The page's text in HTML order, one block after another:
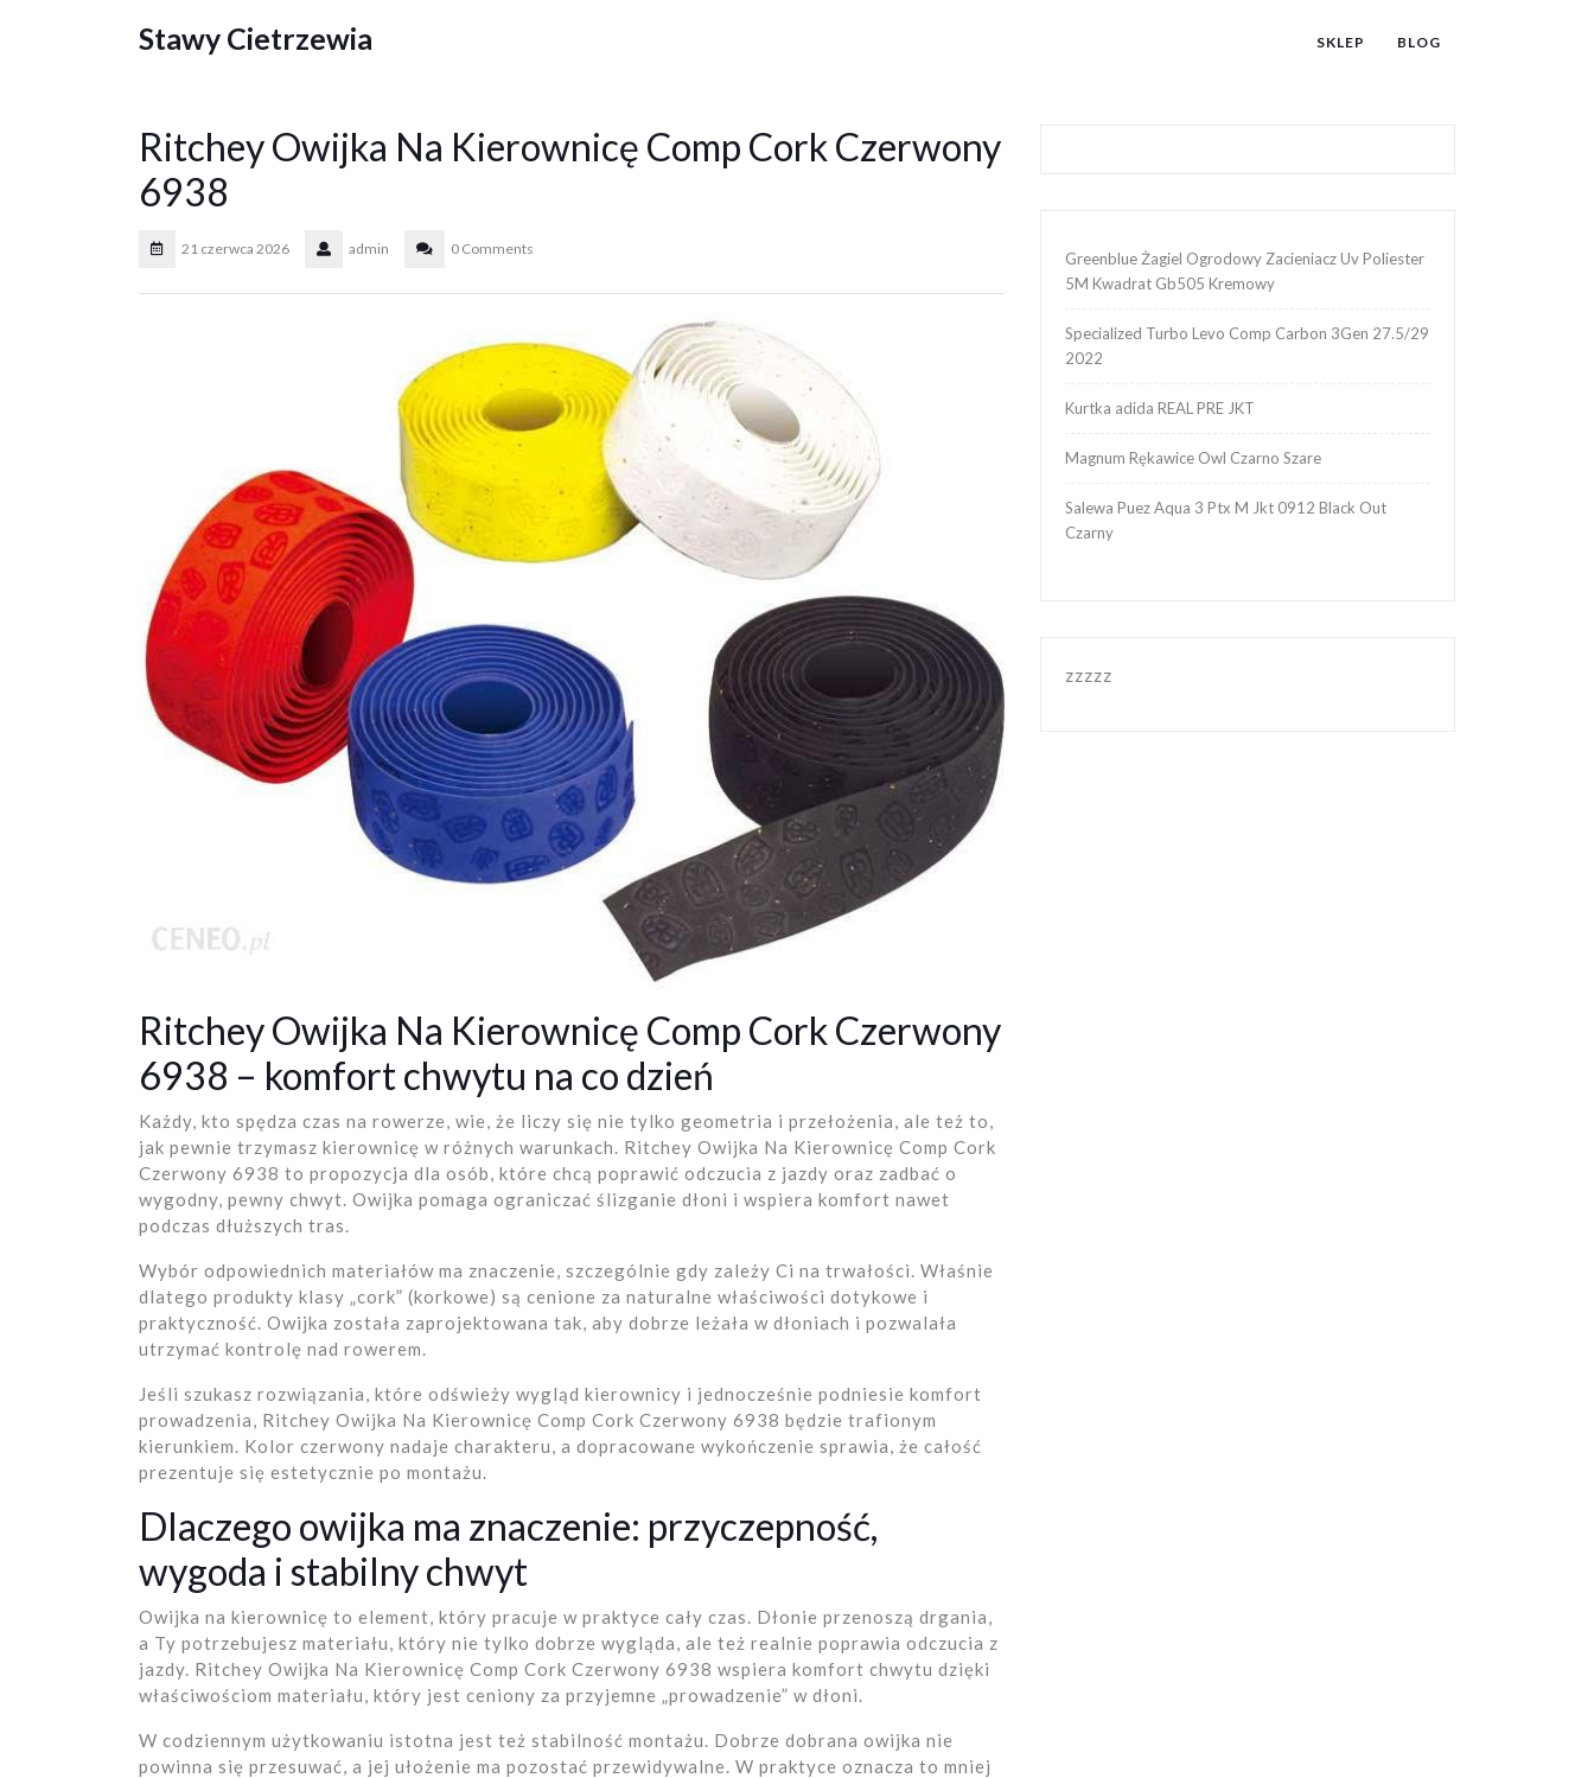
Stawy Cietrzewia SKLEP BLOG
Ritchey Owijka Na Kierownicę Comp Cork Czerwony
6938
21 czerwca 2026 admin 0 Comments
Ritchey Owijka Na Kierownicę Comp Cork Czerwony
6938 – komfort chwytu na co dzień
Każdy, kto spędza czas na rowerze, wie, że liczy się nie tylko geometria i przełożenia, ale też to,
jak pewnie trzymasz kierownicę w różnych warunkach. Ritchey Owijka Na Kierownicę Comp Cork
Czerwony 6938 to propozycja dla osób, które chcą poprawić odczucia z jazdy oraz zadbać o
wygodny, pewny chwyt. Owijka pomaga ograniczać ślizganie dłoni i wspiera komfort nawet
podczas dłuższych tras.
Wybór odpowiednich materiałów ma znaczenie, szczególnie gdy zależy Ci na trwałości. Właśnie
dlatego produkty klasy „cork” (korkowe) są cenione za naturalne właściwości dotykowe i
praktyczność. Owijka została zaprojektowana tak, aby dobrze leżała w dłoniach i pozwalała
utrzymać kontrolę nad rowerem.
Jeśli szukasz rozwiązania, które odświeży wygląd kierownicy i jednocześnie podniesie komfort
prowadzenia, Ritchey Owijka Na Kierownicę Comp Cork Czerwony 6938 będzie trafionym
kierunkiem. Kolor czerwony nadaje charakteru, a dopracowane wykończenie sprawia, że całość
prezentuje się estetycznie po montażu.
Dlaczego owijka ma znaczenie: przyczepność,
wygoda i stabilny chwyt
Owijka na kierownicę to element, który pracuje w praktyce cały czas. Dłonie przenoszą drgania,
a Ty potrzebujesz materiału, który nie tylko dobrze wygląda, ale też realnie poprawia odczucia z
jazdy. Ritchey Owijka Na Kierownicę Comp Cork Czerwony 6938 wspiera komfort chwytu dzięki
właściwościom materiału, który jest ceniony za przyjemne „prowadzenie” w dłoni.
W codziennym użytkowaniu istotna jest też stabilność montażu. Dobrze dobrana owijka nie
powinna się przesuwać, a jej ułożenie ma pozostać przewidywalne. W praktyce oznacza to mniej
Greenblue Żagiel Ogrodowy Zacieniacz Uv Poliester
5M Kwadrat Gb505 Kremowy
Specialized Turbo Levo Comp Carbon 3Gen 27.5/29
2022
Kurtka adida REAL PRE JKT
Magnum Rękawice Owl Czarno Szare
Salewa Puez Aqua 3 Ptx M Jkt 0912 Black Out
Czarny
zzzzz